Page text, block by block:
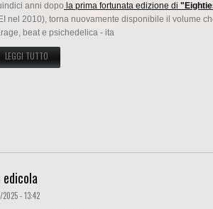
anni dopo la prima fortunata edizione di
nel 2010), torna nuovamente disponibile il volume
beat e psichedelica - ita
LEGGI TUTTO
edicola
- 13:42